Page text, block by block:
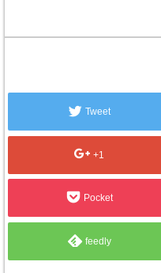
Tweet
+1
Pocket
feedly